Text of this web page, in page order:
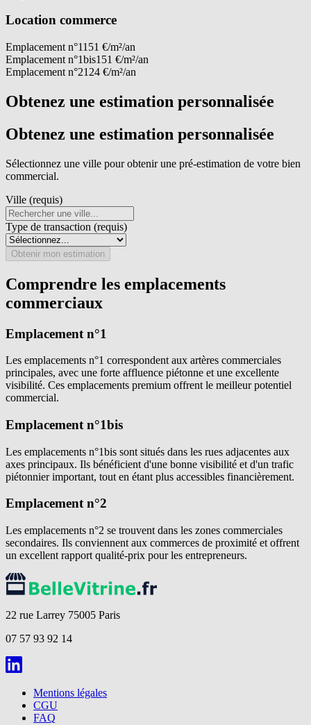
Location commerce
Emplacement n°1151 €/m²/an
Emplacement n°1bis151 €/m²/an
Emplacement n°2124 €/m²/an
Obtenez une estimation personnalisée
Obtenez une estimation personnalisée
Sélectionnez une ville pour obtenir une pré-estimation de votre bien
commercial.
Ville (requis)
Type de transaction (requis)
Obtenir mon estimation
Comprendre les emplacements
commerciaux
Emplacement n°1
Les emplacements n°1 correspondent aux artères commerciales
principales, avec une forte affluence piétonne et une excellente
visibilité. Ces emplacements premium offrent le meilleur potentiel
commercial.
Emplacement n°1bis
Les emplacements n°1bis sont situés dans les rues adjacentes aux
axes principaux. Ils bénéficient d'une bonne visibilité et d'un trafic
piétonnier important, tout en étant plus accessibles financièrement.
Emplacement n°2
Les emplacements n°2 se trouvent dans les zones commerciales
secondaires. Ils conviennent aux commerces de proximité et offrent
un excellent rapport qualité-prix pour les entrepreneurs.
22 rue Larrey 75005 Paris
07 57 93 92 14
Mentions légales
CGU
FAQ